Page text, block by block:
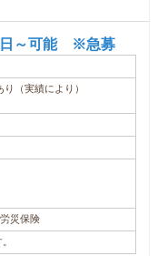
～可能 ※急募
（実績により）
災保険